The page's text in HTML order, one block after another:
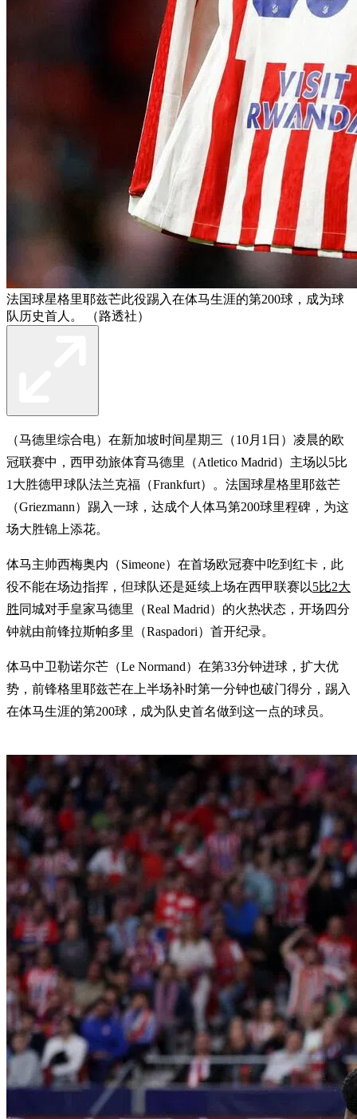
法国球星格里耶兹芒此役踢入在体马生涯的第200球，成为球
队历史首人。 （路透社）
（马德里综合电）在新加坡时间星期三（10月1日）凌晨的欧
冠联赛中，西甲劲旅体育马德里（Atletico Madrid）主场以5比
1大胜德甲球队法兰克福（Frankfurt）。法国球星格里耶兹芒
（Griezmann）踢入一球，达成个人体马第200球里程碑，为这
场大胜锦上添花。
体马主帅西梅奥内（Simeone）在首场欧冠赛中吃到红卡，此
役不能在场边指挥，但球队还是延续上场在西甲联赛以5比2大
胜同城对手皇家马德里（Real Madrid）的火热状态，开场四分
钟就由前锋拉斯帕多里（Raspadori）首开纪录。
体马中卫勒诺尔芒（Le Normand）在第33分钟进球，扩大优
势，前锋格里耶兹芒在上半场补时第一分钟也破门得分，踢入
在体马生涯的第200球，成为队史首名做到这一点的球员。